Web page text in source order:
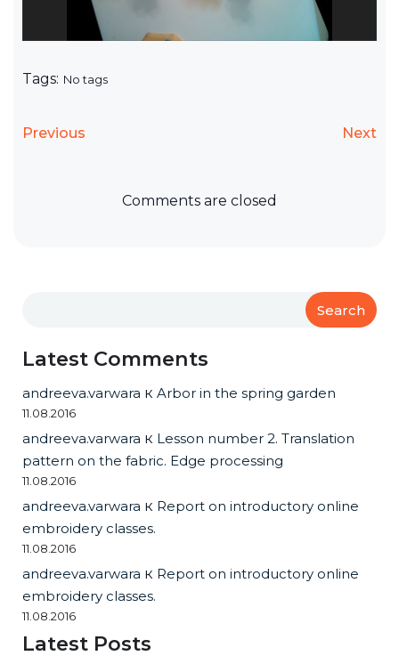
Tags: No tags
Previous Next
Comments are closed
Search
Latest Comments
andreeva.varwara к Arbor in the spring garden
11.08.2016
andreeva.varwara к Lesson number 2. Translation
pattern on the fabric. Edge processing
11.08.2016
andreeva.varwara к Report on introductory online
embroidery classes.
11.08.2016
andreeva.varwara к Report on introductory online
embroidery classes.
11.08.2016
Latest Posts